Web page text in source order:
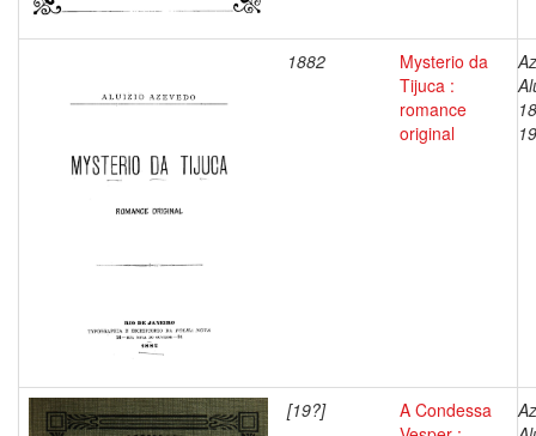
1882
Mysterio da
Tijuca :
romance
original
[19?]
A Condessa